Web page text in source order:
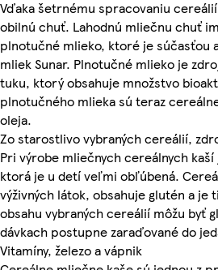
Vďaka šetrnému spracovaniu
obilnú chuť. Lahodnú mliečnu chuť
plnotučné mlieko, ktoré je súčasťou
mliek Sunar. Plnotučné mlieko je
tuku, ktorý obsahuje množstvo
plnotučného mlieka sú teraz
oleja.
Zo starostlivo vybraných cereálií,
Pri výrobe mliečnych cereálnych
ktorá je u detí veľmi obľúbená.
výživných látok, obsahuje glutén a je
obsahu vybraných cereálií môžu byť
dávkach postupne zaraďované do
Vitamíny, železo a vápnik